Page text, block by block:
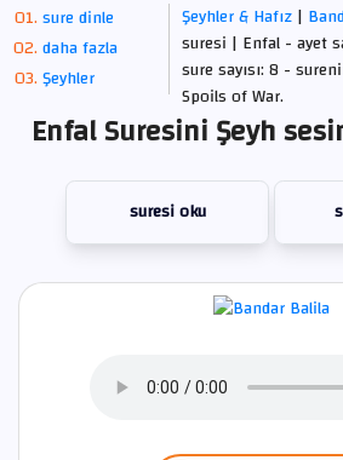
sure dinle
daha fazla
Şeyhler
Şeyhler & Hafız|
suresi | Enfal - ayet
sure sayısı: 8 -
Spoils of War.
Enfal Suresini Şeyh
suresi oku